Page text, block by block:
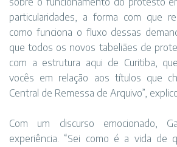
particularidades, a forma com que
como funciona o fluxo dessas
que todos os novos tabeliães de
com a estrutura aqui de Curitiba,
vocês em relação aos títulos que
Central de Remessa de Arquivo”,
Com um discurso emocionado,
experiência. “Sei como é a vida de